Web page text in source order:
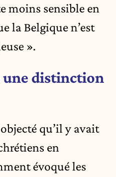
moins sensible en
la Belgique n’est
».
une distinction
qu’il y avait
en
évoqué les